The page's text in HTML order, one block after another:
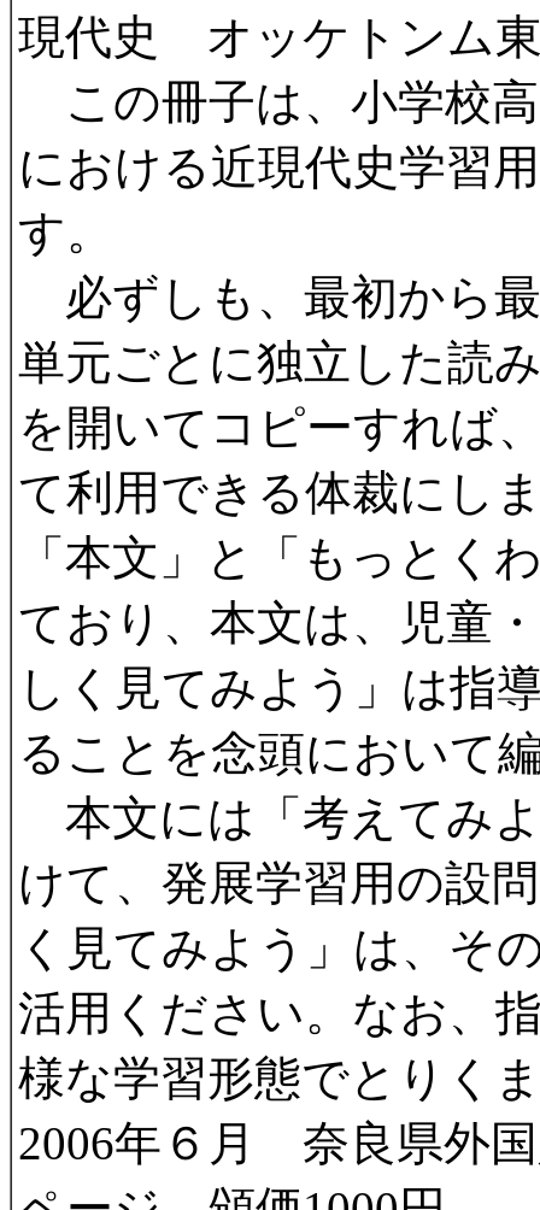
現代史 オッケトンム
この冊子は、小学校
における近現代史学習
す。
必ずしも、最初から
単元ごとに独立した読
を開いてコピーすれば
て利用できる体裁にし
「本文」と「もっとく
ており、本文は、児童
しく見てみよう」は指
ることを念頭において
本文には「考えてみ
けて、発展学習用の設
く見てみよう」は、そ
活用ください。なお、
様な学習形態でとりく
2006年６月 奈良県外